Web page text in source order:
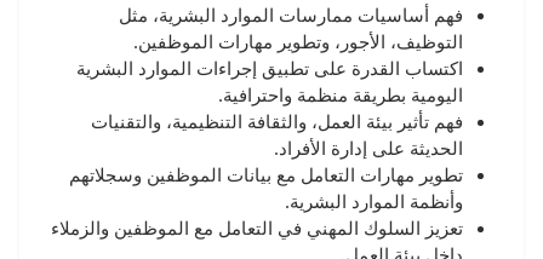
فهم أساسيات ممارسات الموارد البشرية، مثل
التوظيف، الأجور، وتطوير مهارات الموظفين.
اكتساب القدرة على تطبيق إجراءات الموارد البشرية
اليومية بطريقة منظمة واحترافية.
فهم تأثير بيئة العمل، والثقافة التنظيمية، والتقنيات
الحديثة على إدارة الأفراد.
تطوير مهارات التعامل مع بيانات الموظفين وسجلاتهم
وأنظمة الموارد البشرية.
تعزيز السلوك المهني في التعامل مع الموظفين والزملاء
داخل بيئة العمل.